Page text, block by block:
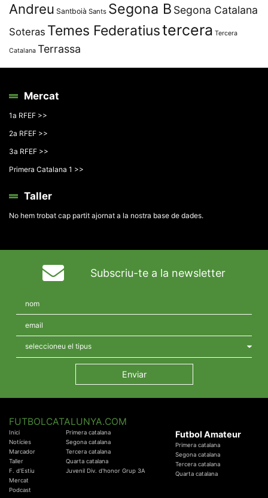
Andreu Santboià Sants Segona B Segona Catalana
Soteras Temes Federatiustercera Tercera
Catalana Terrassa
Mercat
1a RFEF >>
2a RFEF >>
3a RFEF >>
Primera Catalana 1 >>
Taller
No hem trobat cap partit ajornat a la nostra base de dades.
Subscriu-te a la newsletter
FUTBOLCATALUNYA.COM
Inici
Notícies
Marcador
Taller
F. d'Estiu
Mercat
Podcast
Primera catalana
Segona catalana
Tercera catalana
Quarta catalana
Juvenil Div. d'honor Grup 3A
Futbol Amateur
Primera catalana
Segona catalana
Tercera catalana
Quarta catalana